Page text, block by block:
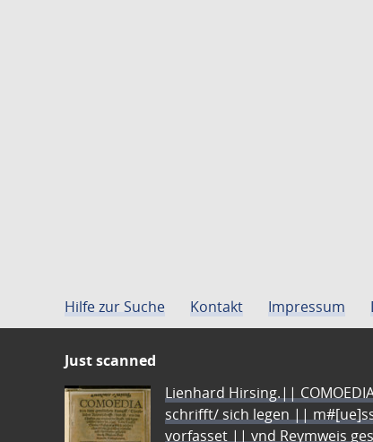
Hilfe zur Suche Kontakt Impressum
Just scanned
Lienhard Hirsing.||
schrifft/ sich legen ||
vorfasset || vnd Reymweis